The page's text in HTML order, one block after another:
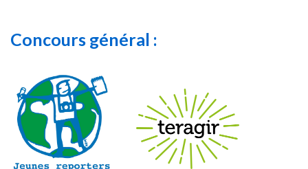
Concours général :